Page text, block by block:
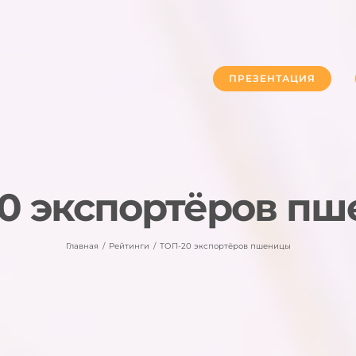
ПРЕЗЕНТАЦИЯ
экспортёров
Главная Рейтинги ТОП-20 экспортёров пшеницы